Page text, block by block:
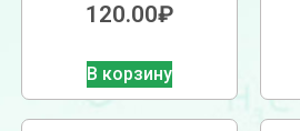
120.00₽
В корзину